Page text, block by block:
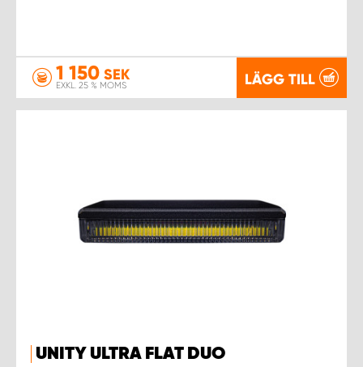
1 150 SEK
EXKL. 25 % MOMS LÄGG TILL
UNITY ULTRA FLAT DUO